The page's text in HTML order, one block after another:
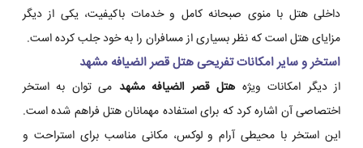
داخلی هتل با منوی صبحانه کامل و خدمات باکیفیت، یکی از دیگر
مزایای هتل است که نظر بسیاری از مسافران را به خود جلب کرده است.
استخر و سایر امکانات تفریحی هتل قصر الضیافه مشهد
از دیگر امکانات ویژه هتل قصر الضیافه مشهد می توان به استخر
اختصاصی آن اشاره کرد که برای استفاده مهمانان هتل فراهم شده است.
این استخر با محیطی آرام و لوکس، مکانی مناسب برای استراحت و